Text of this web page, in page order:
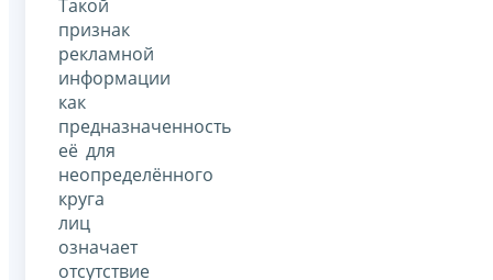
Такой
признак
рекламной
информации
как
предназначенность
её для
неопределённого
круга
лиц
означает
отсутствие